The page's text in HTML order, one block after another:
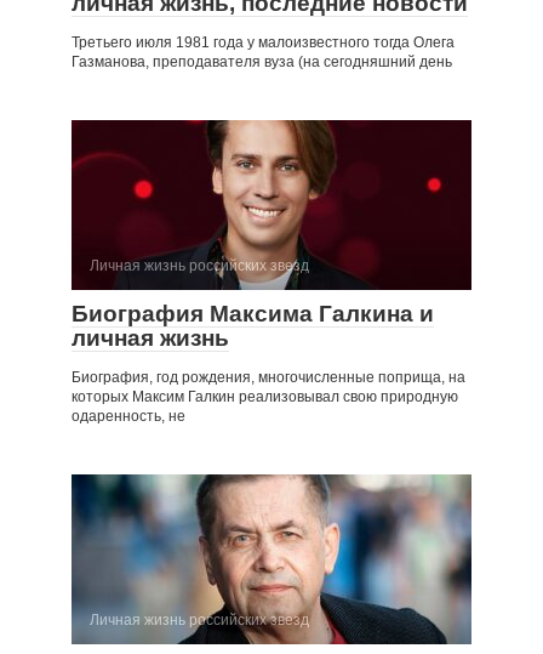
Третьего июля 1981 года у малоизвестного тогда Олега
Газманова, преподавателя вуза (на сегодняшний день
Личная жизнь российских звезд
Биография Максима Галкина и
личная жизнь
Биография, год рождения, многочисленные поприща, на
которых Максим Галкин реализовывал свою природную
одаренность, не
Личная жизнь российских звезд